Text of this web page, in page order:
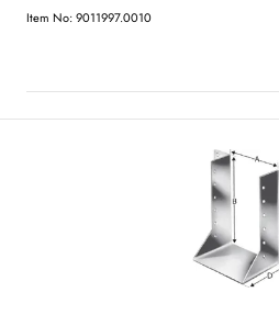
Item No: 9011997.0010